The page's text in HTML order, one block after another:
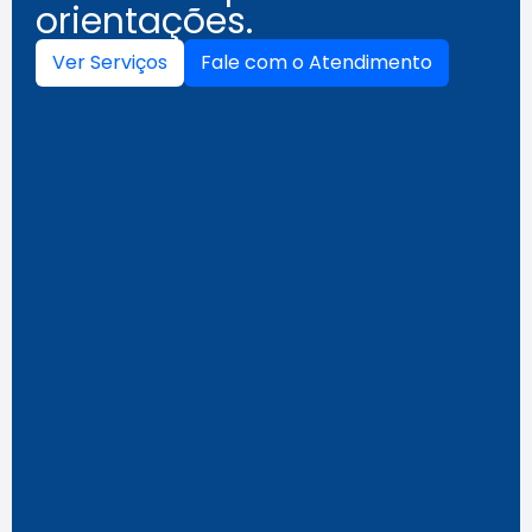
orientações.
Ver Serviços Fale com o Atendimento